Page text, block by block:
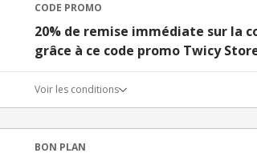
CODE PROMO
20% de remise immédiate sur la
grâce à ce code promo Twicy
Voir les conditions
BON PLAN